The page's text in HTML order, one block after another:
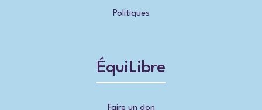
Politiques
ÉquiLibre
Faire un don